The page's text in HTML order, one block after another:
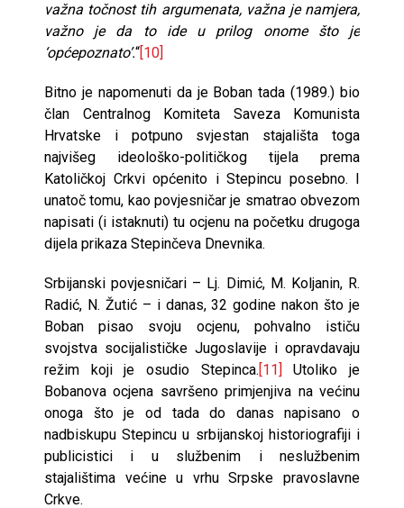
važna točnost tih argumenata, važna je namjera,
važno je da to ide u prilog onome što je
‘općepoznato’.“ [10]
Bitno je napomenuti da je Boban tada (1989.) bio
član Centralnog Komiteta Saveza Komunista
Hrvatske i potpuno svjestan stajališta toga
najvišeg ideološko-političkog tijela prema
Katoličkoj Crkvi općenito i Stepincu posebno. I
unatoč tomu, kao povjesničar je smatrao obvezom
napisati (i istaknuti) tu ocjenu na početku drugoga
dijela prikaza Stepinčeva Dnevnika.
Srbijanski povjesničari – Lj. Dimić, M. Koljanin, R.
Radić, N. Žutić – i danas, 32 godine nakon što je
Boban pisao svoju ocjenu, pohvalno ističu
svojstva socijalističke Jugoslavije i opravdavaju
režim koji je osudio Stepinca. [11]
Utoliko je
Bobanova ocjena savršeno primjenjiva na većinu
onoga što je od tada do danas napisano o
nadbiskupu Stepincu u srbijanskoj historiografiji i
publicistici i u službenim i neslužbenim
stajalištima većine u vrhu Srpske pravoslavne
Crkve.